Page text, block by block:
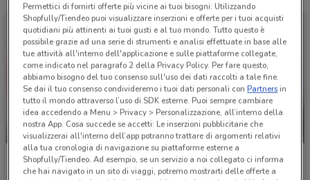
-3 GIORNI
Acqua & Sapone Acqua & Sapone
Permettici di fornirti offerte più vicine ai tuoi bisogni: Utilizzando
Shopfully/Tiendeo puoi visualizzare inserzioni e offerte per i tuoi acquisti
quotidiani più attinenti ai tuoi gusti e al tuo mondo. Tutto questo è
possibile grazie ad una serie di strumenti e analisi effettuate in base alle
tue attività all'interno dell'applicazione e sulle piattaforme collegate,
come indicato nel paragrafo 2 della Privacy Policy. Per fare questo,
abbiamo bisogno del tuo consenso sull'uso dei dati raccolti a tale fine.
Se dai il tuo consenso condivideremo i tuoi dati personali conPartnersin
tutto il mondo attraverso l’uso di SDK esterne. Puoi sempre cambiare
idea accedendo a Menu > Privacy > Personalizzazione, all’interno della
nostra App. Cosa succede se accetti: Le inserzioni pubblicitarie che
visualizzerai all'interno dell’app potranno trattare di argomenti relativi
alla tua cronologia di navigazione su piattaforme esterne a
Shopfully/Tiendeo. Ad esempio, se un servizio a noi collegato ci informa
che hai navigato in un sito di viaggi, potremo mostrarti delle offerte a